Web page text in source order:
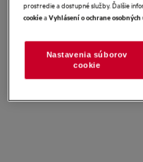
prostredie a dostupné služby. Ďalšie
cookieaVyhlásení o ochrane
Nastavenia súborov
cookie